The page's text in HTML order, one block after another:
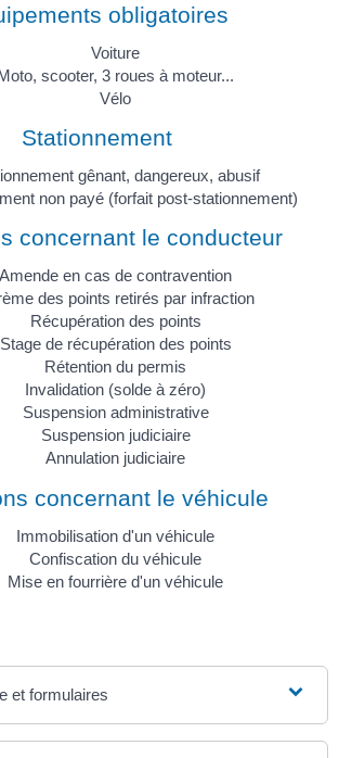
obligatoires
Voiture
scooter, 3 roues à moteur...
Vélo
Stationnement
gênant, dangereux, abusif
non payé (forfait post-stationnement)
concernant le conducteur
Amende en cas de contravention
des points retirés par infraction
Récupération des points
Stage de récupération des points
Rétention du permis
Invalidation (solde à zéro)
Suspension administrative
Suspension judiciaire
Annulation judiciaire
concernant le véhicule
Immobilisation d'un véhicule
Confiscation du véhicule
Mise en fourrière d'un véhicule
et formulaires